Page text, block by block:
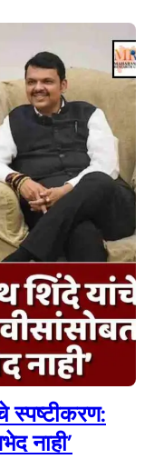
स्पष्टीकरण:
नाही’